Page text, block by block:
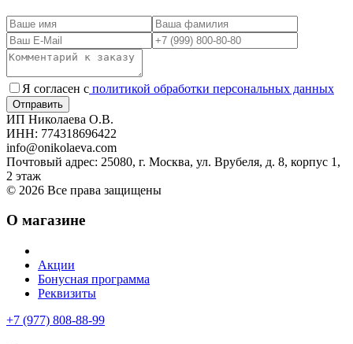
Я согласен с политикой обработки персональных данных
ИП Николаева О.В.
ИНН: 774318696422
info@onikolaeva.com
Почтовый адрес: 25080, г. Москва, ул. Врубеля, д. 8, корпус 1,
2 этаж
© 2026 Все права защищены
О магазине
Акции
Бонусная программа
Реквизиты
+7 (977) 808-88-99